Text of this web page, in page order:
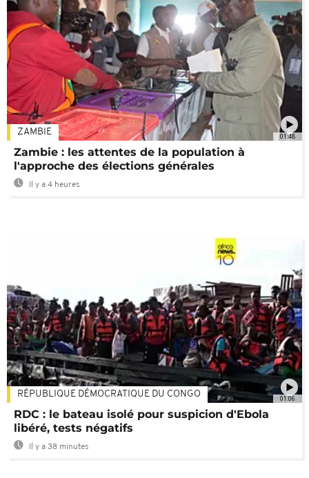
01:48
ZAMBIE
Zambie : les attentes de la population à
l'approche des élections générales
Il y a 4 heures
01:06
RÉPUBLIQUE DÉMOCRATIQUE DU CONGO
RDC : le bateau isolé pour suspicion d'Ebola
libéré, tests négatifs
Il y a 38 minutes